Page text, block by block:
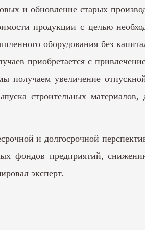
и обновление старых
продукции с целью
оборудования без
приобретается с
получаем увеличение
строительных
и долгосрочной
фондов предприятий,
эксперт.